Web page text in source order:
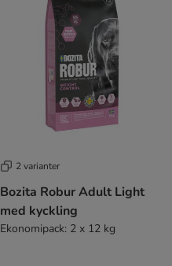
2 varianter
Bozita Robur Adult Light
med kyckling
Ekonomipack: 2 x 12 kg